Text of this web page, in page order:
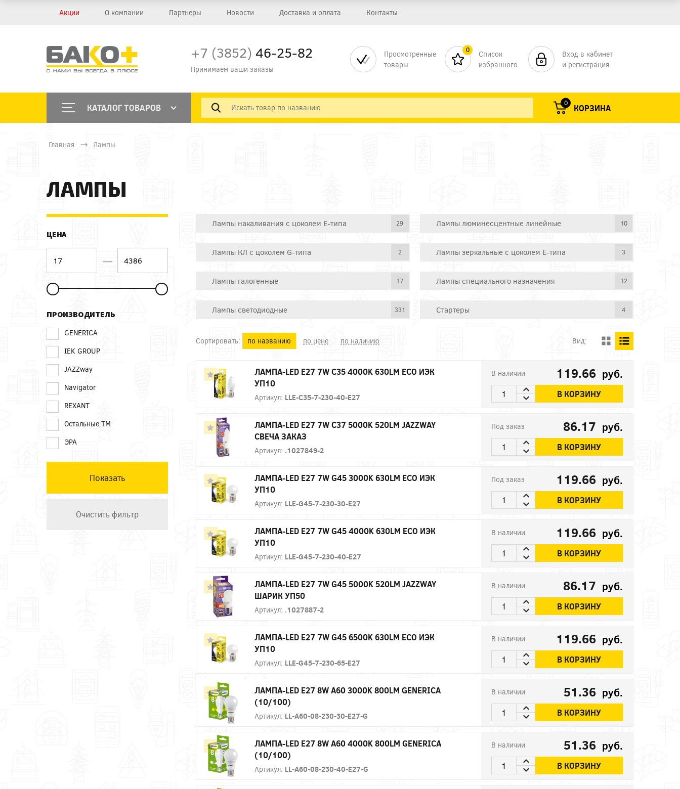
Акции О компании Партнеры Новости Доставка и оплата Контакты
+7 (3852) 46-25-82
Принимаем ваши заказы
Просмотренные
товары
0
Список
избранного
Вход в кабинет
и регистрация
КАТАЛОГ ТОВАРОВ 0 КОРЗИНА
Главная Лампы
ЛАМПЫ
ЦЕНА
—
ПРОИЗВОДИТЕЛЬ
GENERICA
IEK GROUP
JAZZway
Navigator
REXANT
Остальные ТМ
ЭРА
Лампы накаливания с цоколем E-типа 29 Лампы люминесцентные линейные 10
Лампы КЛ с цоколем G-типа 2 Лампы зеркальные с цоколем E-типа 3
Лампы галогенные 17 Лампы специального назначения 12
Лампы светодиодные 331 Стартеры 4
Сортировать: по названию по цене по наличию Вид:
ЛАМПА-LED E27 7W C35 4000K 630LM ECO ИЭК
УП10
Артикул: LLE-C35-7-230-40-E27
В наличии 119.66 руб.
В КОРЗИНУ
ЛАМПА-LED E27 7W C37 5000K 520LM JAZZWAY
СВЕЧА ЗАКАЗ
Артикул: .1027849-2
Под заказ 86.17 руб.
В КОРЗИНУ
ЛАМПА-LED E27 7W G45 3000K 630LM ECO ИЭК
УП10
Артикул: LLE-G45-7-230-30-E27
Под заказ 119.66 руб.
В КОРЗИНУ
ЛАМПА-LED E27 7W G45 4000K 630LM ECO ИЭК
УП10
Артикул: LLE-G45-7-230-40-E27
В наличии 119.66 руб.
В КОРЗИНУ
ЛАМПА-LED E27 7W G45 5000K 520LM JAZZWAY
ШАРИК УП50
Артикул: .1027887-2
В наличии 86.17 руб.
В КОРЗИНУ
ЛАМПА-LED E27 7W G45 6500K 630LM ECO ИЭК
УП10
Артикул: LLE-G45-7-230-65-E27
В наличии 119.66 руб.
В КОРЗИНУ
ЛАМПА-LED E27 8W A60 3000K 800LM GENERICA
(10/100)
Артикул: LL-A60-08-230-30-E27-G
В наличии 51.36 руб.
В КОРЗИНУ
ЛАМПА-LED E27 8W A60 4000K 800LM GENERICA
(10/100)
Артикул: LL-A60-08-230-40-E27-G
В наличии 51.36 руб.
В КОРЗИНУ